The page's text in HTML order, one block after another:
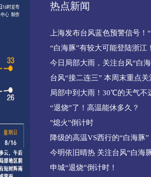
热点新闻
上海发布台风蓝色预警信号
“白海豚”有较大可能登陆浙江！
今日局部大雨，关注台风“白海
台风“接二连三” 本周末重点关
局部中到大雨！30℃的天气不
“退烧”了！高温能休多久？
"熄火"倒计时
降级的高温VS西行的“白海豚”
今明依旧晴热 关注台风“白海
申城“退烧”倒计时！